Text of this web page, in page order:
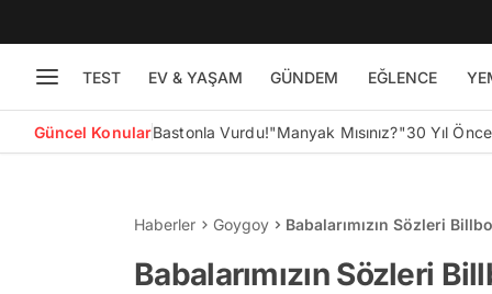
TEST EV & YAŞAM GÜNDEM EĞLENCE
Güncel KonularBastonla Vurdu!"Manyak Mısınız?"30 Yıl
Haberler Goygoy
Babalarımızın Sözleri
Babalarımızın Sözleri